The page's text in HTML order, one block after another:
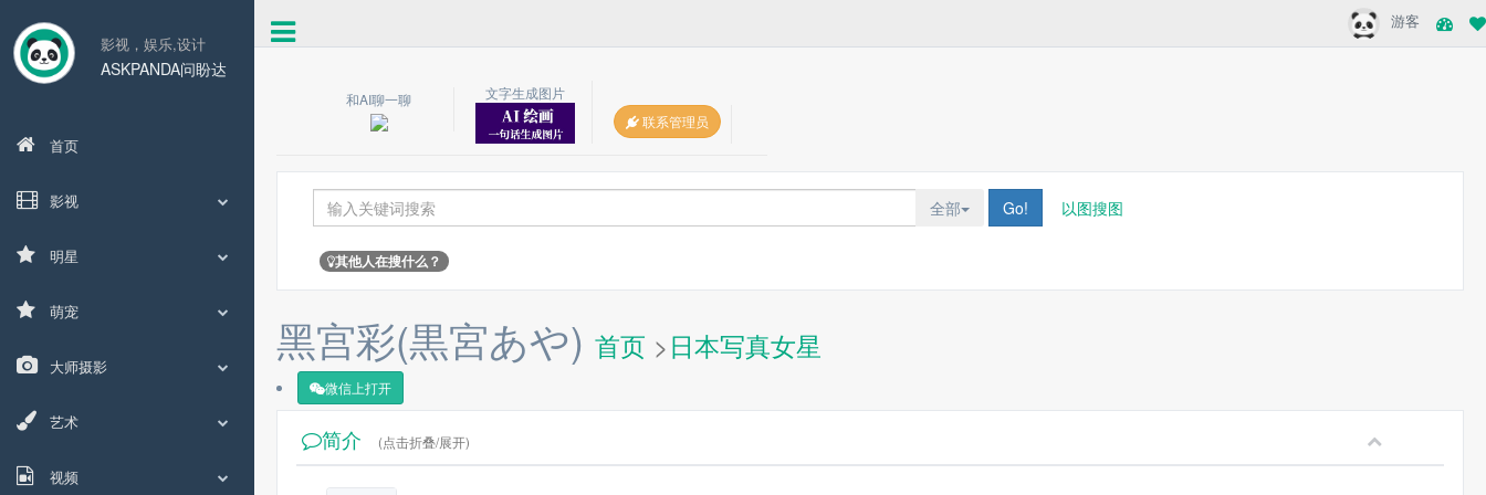
影视，娱乐,设计
ASKPANDA问盼达
首页
影视
明星
萌宠
大师摄影
艺术
视频
游客
和AI聊一聊
文字生成图片
联系管理员
全部 Go! 以图搜图
其他人在搜什么？
黑宫彩(黒宮あや) 首页 >日本写真女星
微信上打开
简介 (点击折叠/展开)